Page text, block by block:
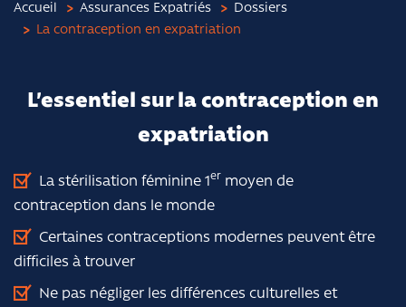
Accueil Assurances Expatriés
Dossiers
La contraception en expatriation
L’essentiel sur la contraception en
expatriation
La stérilisation féminine 1er moyen de
contraception dans le monde
Certaines contraceptions modernes peuvent être
difficiles à trouver
Ne pas négliger les différences culturelles et